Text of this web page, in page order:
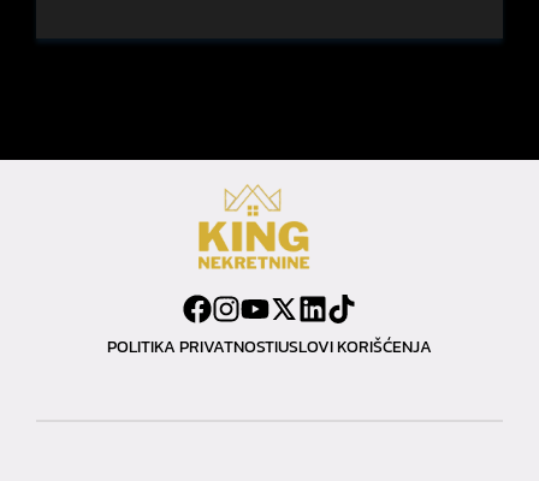
POLITIKA PRIVATNOSTIUSLOVI KORIŠĆENJA